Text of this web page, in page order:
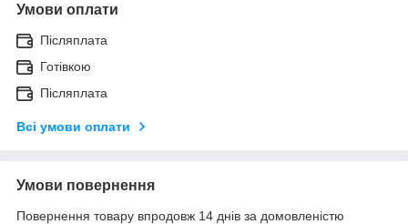
Умови оплати
Післяплата
Готівкою
Післяплата
Всі умови оплати
Умови повернення
Повернення товару впродовж 14 днів за домовленістю